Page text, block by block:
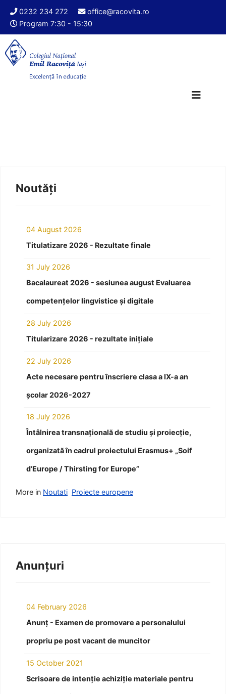
0232 234 272
office@racovita.ro
Program 7:30 - 15:30
Noutăți
04 August 2026
Titulatizare 2026 - Rezultate finale
31 July 2026
Bacalaureat 2026 - sesiunea august Evaluarea
competențelor lingvistice și digitale
28 July 2026
Titularizare 2026 - rezultate inițiale
22 July 2026
Acte necesare pentru înscriere clasa a IX-a an
școlar 2026-2027
18 July 2026
Întâlnirea transnațională de studiu și proiecție,
organizată în cadrul proiectului Erasmus+ „Soif
d’Europe / Thirsting for Europe”
More in Noutati Proiecte europene
Anunțuri
04 February 2026
Anunț - Examen de promovare a personalului
propriu pe post vacant de muncitor
15 October 2021
Scrisoare de intenție achiziție materiale pentru